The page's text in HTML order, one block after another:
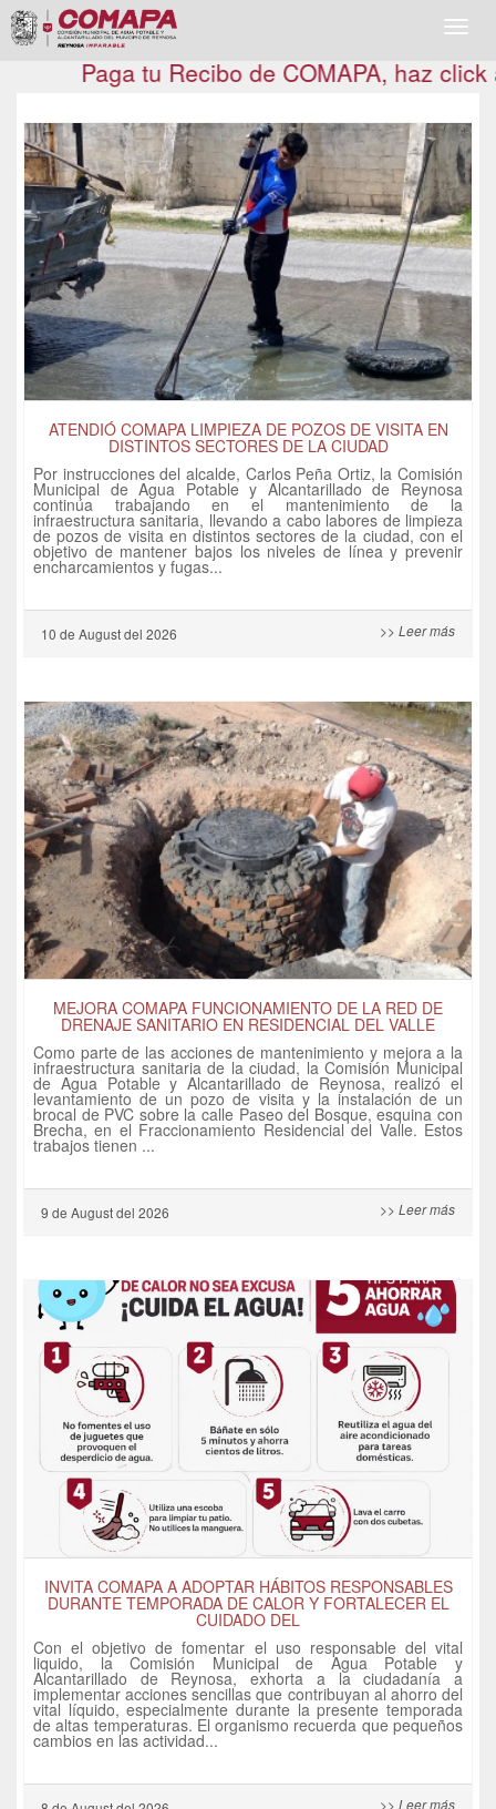
Paga tu Recibo de COMAPA, haz click aquí
ATENDIÓ COMAPA LIMPIEZA DE POZOS DE VISITA EN
DISTINTOS SECTORES DE LA CIUDAD
Por instrucciones del alcalde, Carlos Peña Ortiz, la Comisión
Municipal de Agua Potable y Alcantarillado de Reynosa
continúa trabajando en el mantenimiento de la
infraestructura sanitaria, llevando a cabo labores de limpieza
de pozos de visita en distintos sectores de la ciudad, con el
objetivo de mantener bajos los niveles de línea y prevenir
encharcamientos y fugas...
10 de Augustdel 2026 >> Leer más
MEJORA COMAPA FUNCIONAMIENTO DE LA RED DE
DRENAJE SANITARIO EN RESIDENCIAL DEL VALLE
Como parte de las acciones de mantenimiento y mejora a la
infraestructura sanitaria de la ciudad, la Comisión Municipal
de Agua Potable y Alcantarillado de Reynosa, realizó el
levantamiento de un pozo de visita y la instalación de un
brocal de PVC sobre la calle Paseo del Bosque, esquina con
Brecha, en el Fraccionamiento Residencial del Valle. Estos
trabajos tienen ...
9 de Augustdel 2026 >> Leer más
INVITA COMAPA A ADOPTAR HÁBITOS RESPONSABLES
DURANTE TEMPORADA DE CALOR Y FORTALECER EL
CUIDADO DEL
Con el objetivo de fomentar el uso responsable del vital
liquido, la Comisión Municipal de Agua Potable y
Alcantarillado de Reynosa, exhorta a la ciudadanía a
implementar acciones sencillas que contribuyan al ahorro del
vital líquido, especialmente durante la presente temporada
de altas temperaturas. El organismo recuerda que pequeños
cambios en las actividad...
>> Leer más